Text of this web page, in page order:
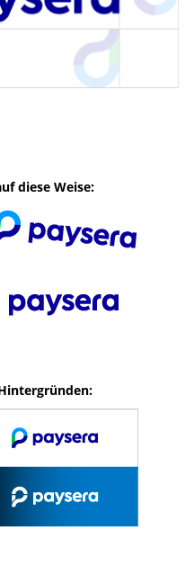
diese Weise: